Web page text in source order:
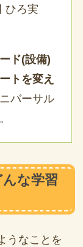
ひろ実
ド(設備)
トを変え
バーサル
な学習
うなことを